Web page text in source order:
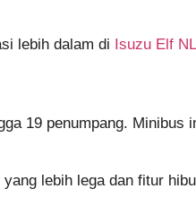
lebih dalam di Isuzu Elf
19 penumpang.
lebih lega dan fitur